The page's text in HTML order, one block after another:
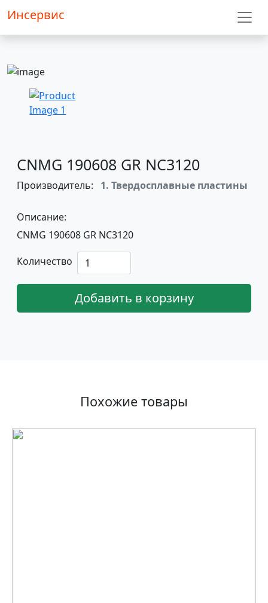
Инсервис
CNMG 190608 GR NC3120
Производитель: 1. Твердосплавные пластины
Описание:
CNMG 190608 GR NC3120
Количество
Добавить в корзину
Похожие товары